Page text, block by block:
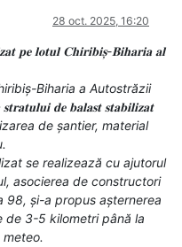
28 oct. 2025, 16:20
𝐩𝐞 𝐥𝐨𝐭𝐮𝐥 𝐂𝐡𝐢𝐫𝐢𝐛𝐢𝐬̦-𝐁𝐢𝐡𝐚𝐫𝐢𝐚 𝐚𝐥
Biharia a Autostrăzii
𝐝𝐞 𝐛𝐚𝐥𝐚𝐬𝐭 𝐬𝐭𝐚𝐛𝐢𝐥𝐢𝐳𝐚𝐭
de șantier, material
se realizează cu ajutorul
asocierea de constructori
98, și-a propus așternerea
de 3-5 kilometri până la